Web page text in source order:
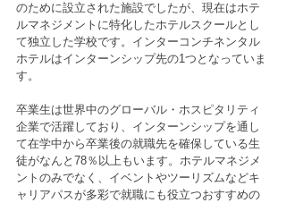
のために設立された施設でしたが、現在はホテ
ルマネジメントに特化したホテルスクールとし
て独立した学校です。インターコンチネンタル
ホテルはインターンシップ先の1つとなっていま
す。
卒業生は世界中のグローバル・ホスピタリティ
企業で活躍しており、インターンシップを通し
て在学中から卒業後の就職先を確保している生
徒がなんと78％以上もいます。ホテルマネジメ
ントのみでなく、イベントやツーリズムなどキ
ャリアパスが多彩で就職にも役立つおすすめの